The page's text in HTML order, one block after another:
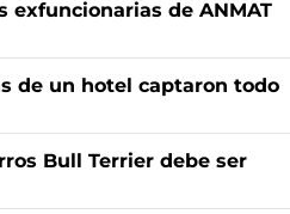
exfuncionarias de ANMAT
de un hotel captaron todo
Bull Terrier debe ser